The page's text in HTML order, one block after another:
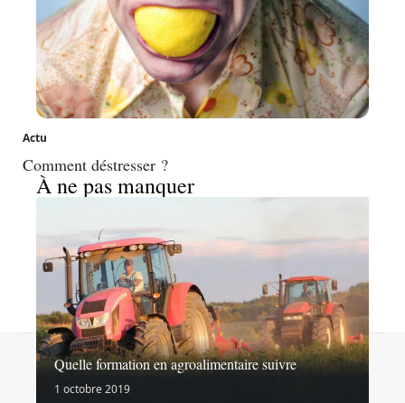
Actu
Comment déstresser ?
À ne pas manquer
Quelle formation en agroalimentaire suivre
1 octobre 2019
Contact Mentions légales Sitemap